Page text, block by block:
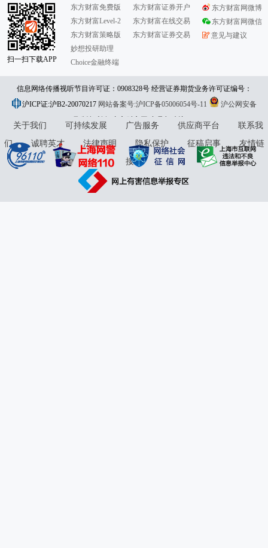
扫一扫下载APP
东方财富免费版
东方财富Level-2
东方财富策略版
妙想投研助理
Choice金融终端
东方财富证券开户
东方财富在线交易
东方财富证券交易
东方财富网微博
东方财富网微信
意见与建议
信息网络传播视听节目许可证：0908328号 经营证券期货业务许可证编号：
913101046312860336 违法和不良信息举报:021-61278686 举报邮箱：
jubao@eastmoney.com
沪ICP证:沪B2-20070217 网站备案号:沪ICP备05006054号-11
沪公网安备
31010402000120号版权所有:东方财富网意见与建议:4000300059/952500
关于我们 可持续发展 广告服务 供应商平台
联系我
们
诚聘英才 法律声明 隐私保护 征稿启事
友情链
接